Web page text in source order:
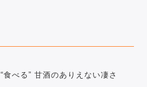
“食べる” 甘酒のありえない凄さ